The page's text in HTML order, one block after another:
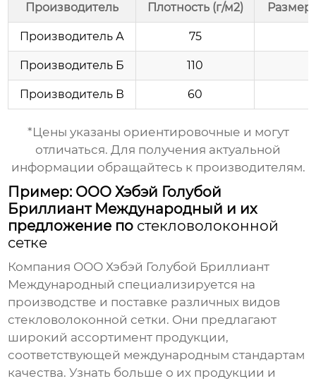
Производитель Плотность (г/м2) Размер
Производитель А 75
Производитель Б 110
Производитель В 60
*Цены указаны ориентировочные и могут
отличаться. Для получения актуальной
информации обращайтесь к производителям.
Пример: ООО Хэбэй Голубой
Бриллиант Международный и их
предложение по стекловолоконной
сетке
Компания ООО Хэбэй Голубой Бриллиант
Международный специализируется на
производстве и поставке различных видов
стекловолоконной сетки. Они предлагают
широкий ассортимент продукции,
соответствующей международным стандартам
качества. Узнать больше о их продукции и